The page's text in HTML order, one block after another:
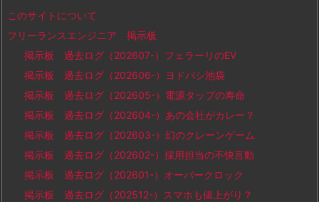
このサイトについて
フリーランスエンジニア 掲示板
掲示板 過去ログ（202607-）フェラーリのEV
掲示板 過去ログ（202606-）ヨドバシ池袋
掲示板 過去ログ（202605-）電源タップの寿命
掲示板 過去ログ（202604-）あの会社がカレー？
掲示板 過去ログ（202603-）幻のクレーンゲーム
掲示板 過去ログ（202602-）採用担当の不快言動
掲示板 過去ログ（202601-）オーバークロック
掲示板 過去ログ（202512-）スマホも値上がり？